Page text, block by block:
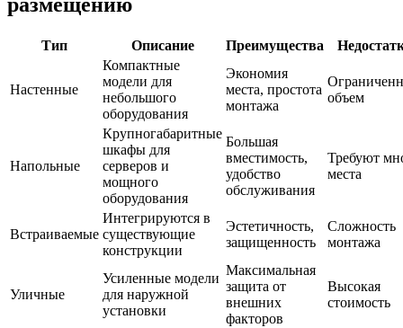
Тип Описание Преимущества
Настенные
Компактные
модели для
небольшого
оборудования
Экономия
места, простота
монтажа
объем
Напольные
Крупногабаритные
шкафы для
серверов и
мощного
оборудования
Большая
вместимость,
удобство
обслуживания
Требуют
места
Встраиваемые
Интегрируются в
существующие
конструкции
Эстетичность,
защищенность
Сложность
монтажа
Уличные
Усиленные модели
для наружной
установки
Максимальная
защита от
внешних
факторов
Высокая
стоимость